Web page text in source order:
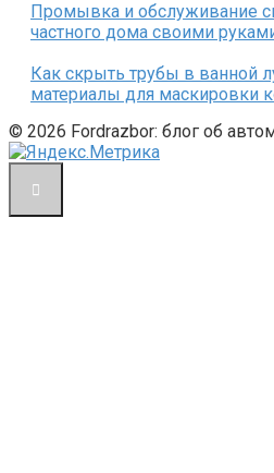
Промывка и обслуживание
частного дома своими
Как скрыть трубы в ванной
материалы для маскировки
© 2026 Fordrazbor: блог об